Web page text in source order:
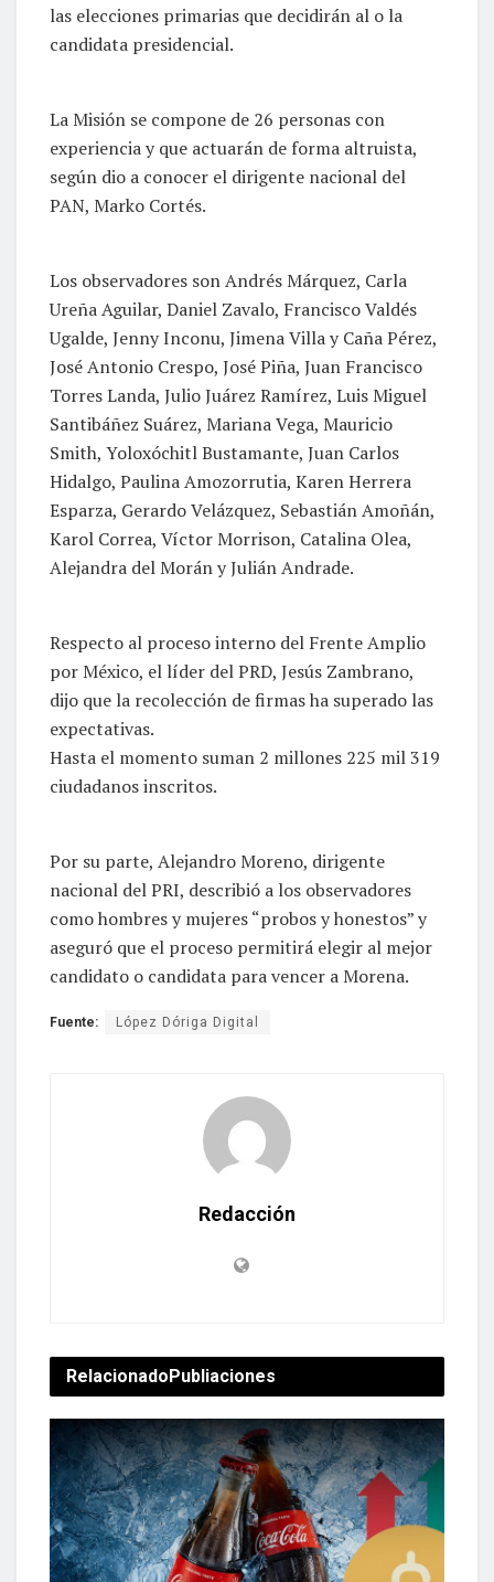
las elecciones primarias que decidirán al o la
candidata presidencial.
La Misión se compone de 26 personas con
experiencia y que actuarán de forma altruista,
según dio a conocer el dirigente nacional del
PAN, Marko Cortés.
Los observadores son Andrés Márquez, Carla
Ureña Aguilar, Daniel Zavalo, Francisco Valdés
Ugalde, Jenny Inconu, Jimena Villa y Caña Pérez,
José Antonio Crespo, José Piña, Juan Francisco
Torres Landa, Julio Juárez Ramírez, Luis Miguel
Santibáñez Suárez, Mariana Vega, Mauricio
Smith, Yoloxóchitl Bustamante, Juan Carlos
Hidalgo, Paulina Amozorrutia, Karen Herrera
Esparza, Gerardo Velázquez, Sebastián Amoñán,
Karol Correa, Víctor Morrison, Catalina Olea,
Alejandra del Morán y Julián Andrade.
Respecto al proceso interno del Frente Amplio
por México, el líder del PRD, Jesús Zambrano,
dijo que la recolección de firmas ha superado las
expectativas.
Hasta el momento suman 2 millones 225 mil 319
ciudadanos inscritos.
Por su parte, Alejandro Moreno, dirigente
nacional del PRI, describió a los observadores
como hombres y mujeres “probos y honestos” y
aseguró que el proceso permitirá elegir al mejor
candidato o candidata para vencer a Morena.
Fuente: López Dóriga Digital
Redacción
RelacionadoPubliaciones